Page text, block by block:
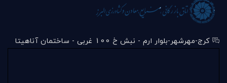
کرج-مهرشهر-بلوار ارم - نبش خ 100 غربی - ساختمان آناهیتا